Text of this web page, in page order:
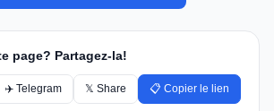
page? Partagez-la!
✈️ Telegram 𝕏 Share 📋 Copier le lien